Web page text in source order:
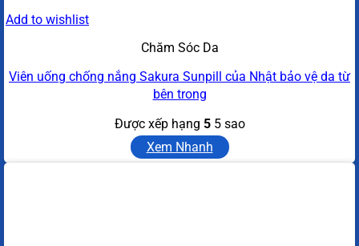
Add to wishlist
Chăm Sóc Da
Viên uống chống nắng Sakura Sunpill của Nhật bảo vệ da từ
bên trong
Được xếp hạng 55 sao
Xem Nhanh